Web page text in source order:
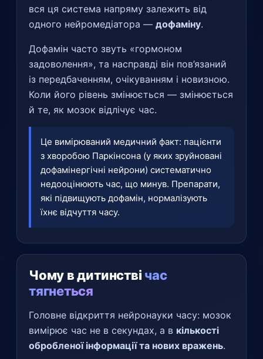
вся ця система напряму залежить від
одного нейромедіатора — дофаміну.
Дофамін часто звуть «гормоном
задоволення», та насправді він пов’язаний
із передбаченням, очікуванням і новизною.
Коли його рівень змінюється — змінюється
й те, як мозок відлічує час.
Це вимірюваний медичний факт: пацієнти
з хворобою Паркінсона (у яких зруйновані
дофамінергічні нейрони) систематично
недооцінюють час, що минув. Препарати,
які підвищують дофамін, нормалізують
їхнє відчуття часу.
Чому в дитинстві час
тягнеться
Головне відкриття нейронауки часу: мозок
вимірює час не в секундах, а в кількості
обробленої інформації та нових вражень.